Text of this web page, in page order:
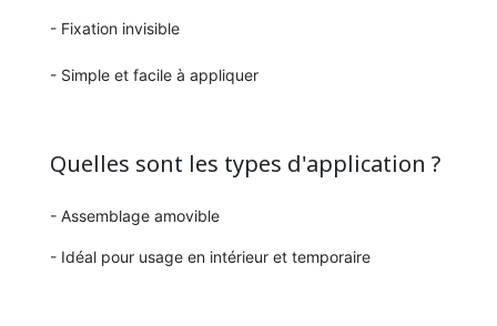
- Fixation invisible
- Simple et facile à appliquer
Quelles sont les types d'application ?
- Assemblage amovible
- Idéal pour usage en intérieur et temporaire